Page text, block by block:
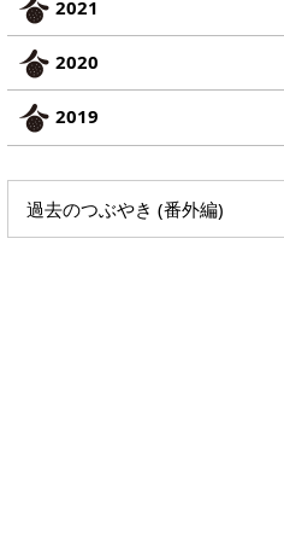
2021
2020
2019
過去のつぶやき (番外編)